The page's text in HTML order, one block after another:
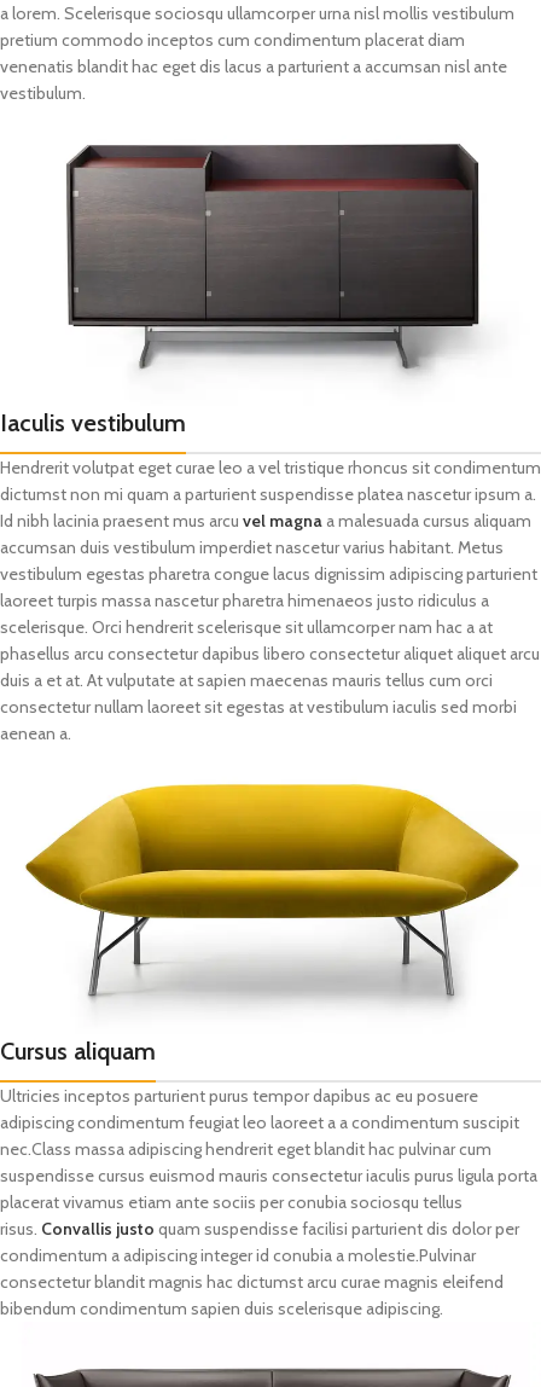
a lorem. Scelerisque sociosqu ullamcorper urna nisl mollis vestibulum
pretium commodo inceptos cum condimentum placerat diam
venenatis blandit hac eget dis lacus a parturient a accumsan nisl ante
vestibulum.
Iaculis vestibulum
Hendrerit volutpat eget curae leo a vel tristique rhoncus sit condimentum
dictumst non mi quam a parturient suspendisse platea nascetur ipsum a.
Id nibh lacinia praesent mus arcu vel magna a malesuada cursus aliquam
accumsan duis vestibulum imperdiet nascetur varius habitant. Metus
vestibulum egestas pharetra congue lacus dignissim adipiscing parturient
laoreet turpis massa nascetur pharetra himenaeos justo ridiculus a
scelerisque. Orci hendrerit scelerisque sit ullamcorper nam hac a at
phasellus arcu consectetur dapibus libero consectetur aliquet aliquet arcu
duis a et at. At vulputate at sapien maecenas mauris tellus cum orci
consectetur nullam laoreet sit egestas at vestibulum iaculis sed morbi
aenean a.
Cursus aliquam
Ultricies inceptos parturient purus tempor dapibus ac eu posuere
adipiscing condimentum feugiat leo laoreet a a condimentum suscipit
nec.Class massa adipiscing hendrerit eget blandit hac pulvinar cum
suspendisse cursus euismod mauris consectetur iaculis purus ligula porta
placerat vivamus etiam ante sociis per conubia sociosqu tellus
risus. Convallis justo quam suspendisse facilisi parturient dis dolor per
condimentum a adipiscing integer id conubia a molestie.Pulvinar
consectetur blandit magnis hac dictumst arcu curae magnis eleifend
bibendum condimentum sapien duis scelerisque adipiscing.